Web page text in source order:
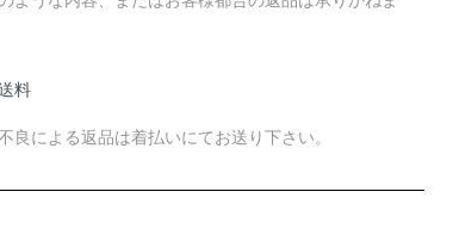
料
良による返品は着払いにてお送り下さい。